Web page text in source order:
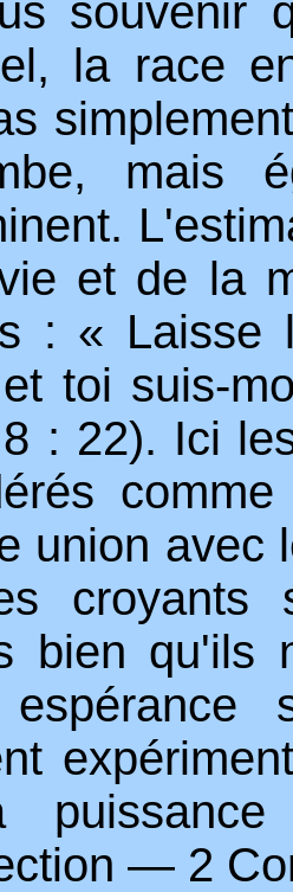
souvenir
la race
mais
et de la
: « Laisse
toi suis-
: 22). Ici
union avec
croyants
bien qu'ils
espérance
— 2